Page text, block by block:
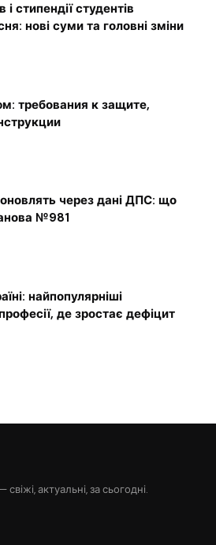
стипендії студентів
нові суми та головні зміни
требования к защите,
оновлять через дані ДПС: що
№981
найпопулярніші
де зростає дефіцит
актуальні, за сьогодні.